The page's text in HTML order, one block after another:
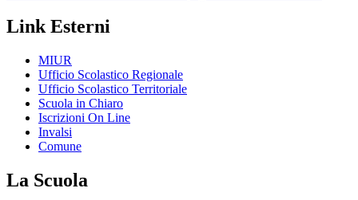
Link Esterni
MIUR
Ufficio Scolastico Regionale
Ufficio Scolastico Territoriale
Scuola in Chiaro
Iscrizioni On Line
Invalsi
Comune
La Scuola